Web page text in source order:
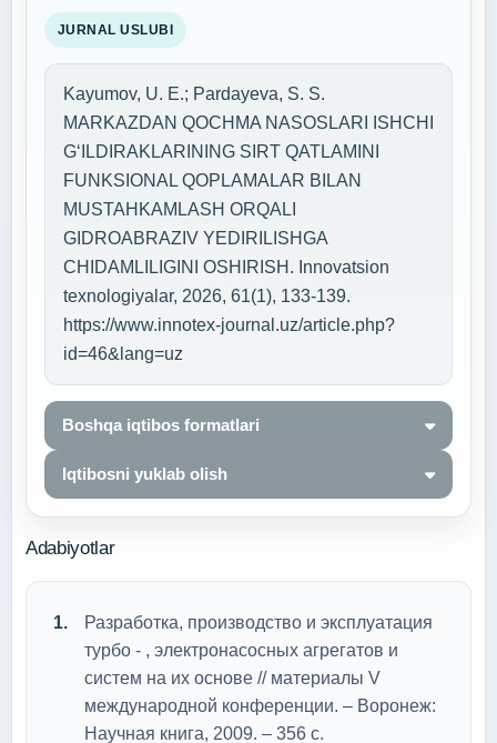
JURNAL USLUBI
Kayumov, U. E.; Pardayeva, S. S.
MARKAZDAN QOCHMA NASOSLARI ISHCHI
G‘ILDIRAKLARINING SIRT QATLAMINI
FUNKSIONAL QOPLAMALAR BILAN
MUSTAHKAMLASH ORQALI
GIDROABRAZIV YEDIRILISHGA
CHIDAMLILIGINI OSHIRISH. Innovatsion
texnologiyalar, 2026, 61(1), 133-139.
https://www.innotex-journal.uz/article.php?
id=46&lang=uz
Boshqa iqtibos formatlari
Iqtibosni yuklab olish
Adabiyotlar
Разработка, производство и эксплуатация
турбо - , электронасосных агрегатов и
систем на их основе // материалы V
международной конференции. – Воронеж:
Научная книга, 2009. – 356 с.